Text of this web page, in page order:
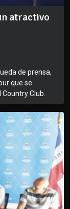
atractivo
de prensa,
que se
Club.